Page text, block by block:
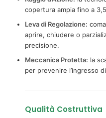
copertura ampia fino a
Leva di Regolazione:
aprire, chiudere o
precisione.
Meccanica Protetta: la
per prevenire l’ingresso
Qualità Costruttiva